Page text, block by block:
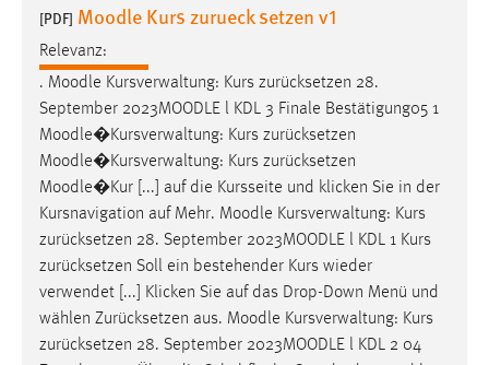
[PDF] Moodle Kurs zurueck setzen v1
Relevanz:
. Moodle Kursverwaltung: Kurs zurücksetzen 28.
September 2023MOODLE l KDL 3 Finale Bestätigung05 1
Moodle�Kursverwaltung: Kurs zurücksetzen
Moodle�Kursverwaltung: Kurs zurücksetzen
Moodle�Kur [...] auf die Kursseite und klicken Sie in der
Kursnavigation auf Mehr. Moodle Kursverwaltung: Kurs
zurücksetzen 28. September 2023MOODLE l KDL 1 Kurs
zurücksetzen Soll ein bestehender Kurs wieder
verwendet [...] Klicken Sie auf das Drop-Down Menü und
wählen Zurücksetzen aus. Moodle Kursverwaltung: Kurs
zurücksetzen 28. September 2023MOODLE l KDL 2 04
YouTube
Vimeo